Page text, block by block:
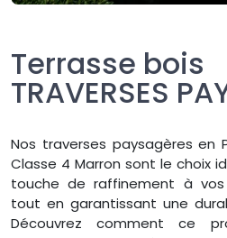
Terrasse bois
TRAVERSES
Nos traverses paysagères en
Classe 4 Marron sont le choix
touche de raffinement à vos
tout en garantissant une
Découvrez comment ce